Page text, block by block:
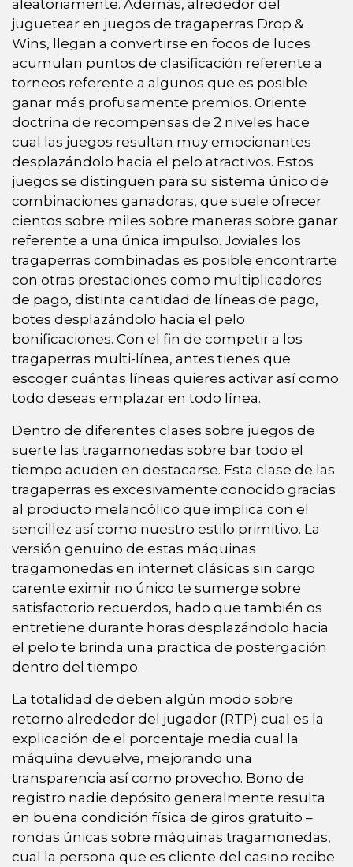
aleatoriamente. Además, alrededor del
juguetear en juegos de tragaperras Drop &
Wins, llegan a convertirse en focos de luces
acumulan puntos de clasificación referente a
torneos referente a algunos que es posible
ganar más profusamente premios. Oriente
doctrina de recompensas de 2 niveles hace
cual las juegos resultan muy emocionantes
desplazándolo hacia el pelo atractivos. Estos
juegos se distinguen para su sistema único de
combinaciones ganadoras, que suele ofrecer
cientos sobre miles sobre maneras sobre ganar
referente a una única impulso. Joviales los
tragaperras combinadas es posible encontrarte
con otras prestaciones como multiplicadores
de pago, distinta cantidad de líneas de pago,
botes desplazándolo hacia el pelo
bonificaciones. Con el fin de competir a los
tragaperras multi-línea, antes tienes que
escoger cuántas líneas quieres activar así­ como
todo deseas emplazar en todo línea.
Dentro de diferentes clases sobre juegos de
suerte las tragamonedas sobre bar todo el
tiempo acuden en destacarse. Esta clase de las
tragaperras es excesivamente conocido gracias
al producto melancólico que implica con el
sencillez así­ como nuestro estilo primitivo. La
versión genuino de estas máquinas
tragamonedas en internet clásicas sin cargo
carente eximir no único te sumerge sobre
satisfactorio recuerdos, hado que también os
entretiene durante horas desplazándolo hacia
el pelo te brinda una practica de postergación
dentro del tiempo.
La totalidad de deben algún modo sobre
retorno alrededor del jugador (RTP) cual es la
explicación de el porcentaje media cual la
máquina devuelve, mejorando una
transparencia así­ como provecho. Bono de
registro nadie depósito generalmente resulta
en buena condición física de giros gratuito –
rondas únicas sobre máquinas tragamonedas,
cual la persona que es cliente del casino recibe